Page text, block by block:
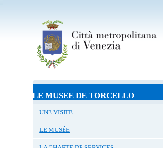
LE MUSÉE DE TORCELLO
UNE VISITE
LE MUSÉE